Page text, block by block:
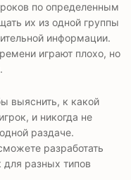
по определенным
их из одной группы
информации.
играют плохо, но
выяснить, к какой
и никогда не
раздаче.
разработать
разных типов